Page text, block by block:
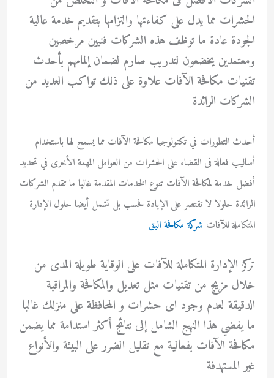
الحشرات مما يدل على كفاءتها والتزامها بتقديم خدمة عالية
الجودة عادة ما توظف هذه الشركات فنيين مرخصين
ومعتمدين يخضعون لتدريب صارم لضمان إلمامهم بأحدث
تقنيات مكافحة الآفات علاوة على ذلك تواكب العديد من
الشركات الرائدة
أحدث التطورات في تكنولوجيا مكافحة الآفات مما يسمح لها باستخدام
أساليب فعالة فى القضاء على الحشرات من العوامل المهمة الأخرى في تحديد
أفضل خدمة لمكافحة الآفات تنوع الخدمات المقدمة غالبا ما تقدم الشركات
الرائدة حلولا لا تقتصر على الإبادة فحسب بل تشمل أيضا حلول الإدارة
المتكاملة للآفات شركة مكافحة البق
تركز الإدارة المتكاملة للآفات على الوقاية طويلة المدى من
خلال مزيج من تقنيات مثل تعديل والمكافحة والمراقبة
الدقيقة لعدم وجود اى حشرات و المحافظة على منزلك غالبا
ما يفضي هذا النهج الشامل إلى نتائج أكثر استدامة مما يضمن
مكافحة الآفات بفعالية مع تقليل الضرر على البيئة والأنواع
غير المستهدفة